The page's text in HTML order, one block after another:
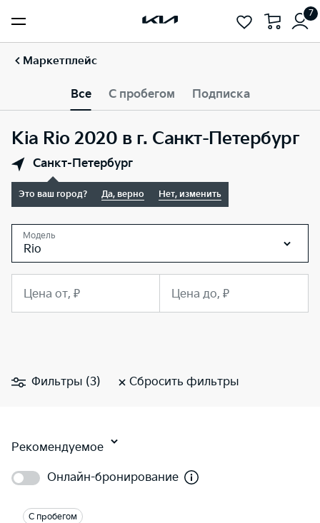
7
Маркетплейс
Все С пробегом Подписка
Kia Rio 2020 в г. Санкт-Петербург
Санкт-Петербург
Это ваш город? Да, верно Нет, изменить
Модель
Rio
Цена от, ₽ Цена до, ₽
Фильтры (3) Сбросить фильтры
Рекомендуемое
Онлайн-бронирование
С пробегом